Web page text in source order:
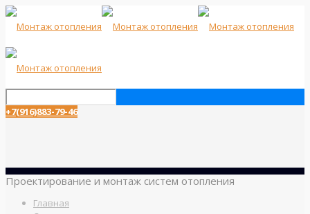
+7(916)883-79-46
Проектирование и монтаж систем отопления
Главная